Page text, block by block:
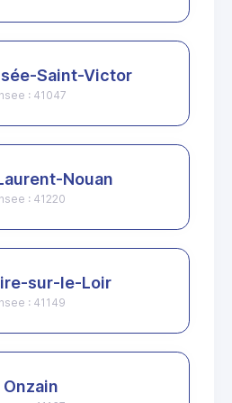
Saint-Victor
: 41047
Nouan
: 41220
sur-le-Loir
: 41149
Onzain